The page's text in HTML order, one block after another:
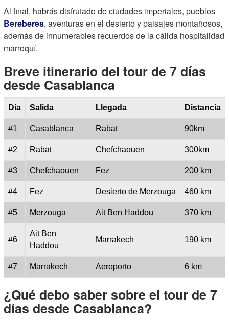
Al final, habrás disfrutado de ciudades imperiales, pueblos
Bereberes, aventuras en el desierto y paisajes montañosos,
además de innumerables recuerdos de la cálida hospitalidad
marroquí.
Breve itinerario del tour de 7 días
desde Casablanca
Día Salida Llegada Distancia
#1 Casablanca Rabat 90km
#2 Rabat Chefchaouen 300km
#3 Chefchaouen Fez 200 km
#4 Fez Desierto de Merzouga 460 km
#5 Merzouga Ait Ben Haddou 370 km
#6
Ait Ben
Haddou
Marrakech 190 km
#7 Marrakech Aeroporto 6 km
¿Qué debo saber sobre el tour de 7
días desde Casablanca?